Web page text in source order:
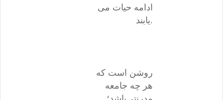
ادامه حیات می
یابند.
روشن است که
هر چه جامعه